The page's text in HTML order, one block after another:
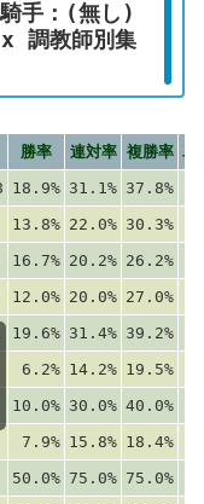
手：(無し)
教師別集
勝率 連対率 複勝率 単
18.9% 31.1% 37.8%
13.8% 22.0% 30.3%
16.7% 20.2% 26.2%
12.0% 20.0% 27.0%
19.6% 31.4% 39.2%
6.2% 14.2% 19.5%
10.0% 30.0% 40.0%
7.9% 15.8% 18.4%
50.0% 75.0% 75.0%